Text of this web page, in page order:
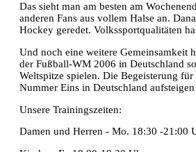
Das sieht man am besten am
anderen Fans aus vollem Halse an.
Hockey geredet. Volkssportqualitäten
Und noch eine weitere Gemeinsamkeit
der Fußball-WM 2006 in Deutschland
Weltspitze spielen. Die Begeisterung
Nummer Eins in Deutschland
Unsere Trainingszeiten:
Damen und Herren - Mo. 18:30 -21:00